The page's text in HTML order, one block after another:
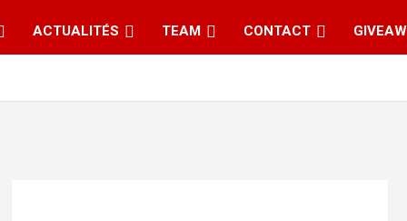
ACTUALITÉS TEAM CONTACT